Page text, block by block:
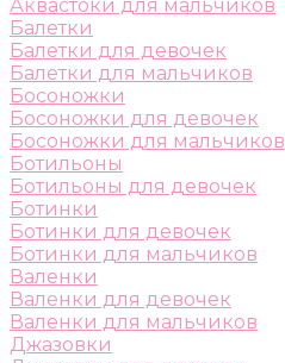
Аквастоки для мальчиков
Балетки
Балетки для девочек
Балетки для мальчиков
Босоножки
Босоножки для девочек
Босоножки для мальчиков
Ботильоны
Ботильоны для девочек
Ботинки
Ботинки для девочек
Ботинки для мальчиков
Валенки
Валенки для девочек
Валенки для мальчиков
Джазовки